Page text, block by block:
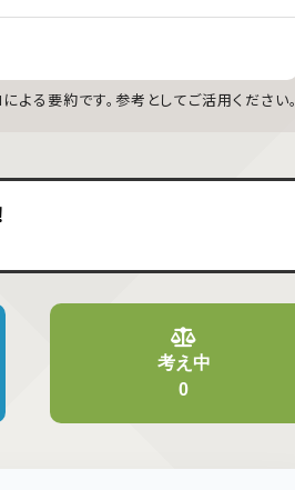
よる要約です。参考としてご活用ください。
考え中
0